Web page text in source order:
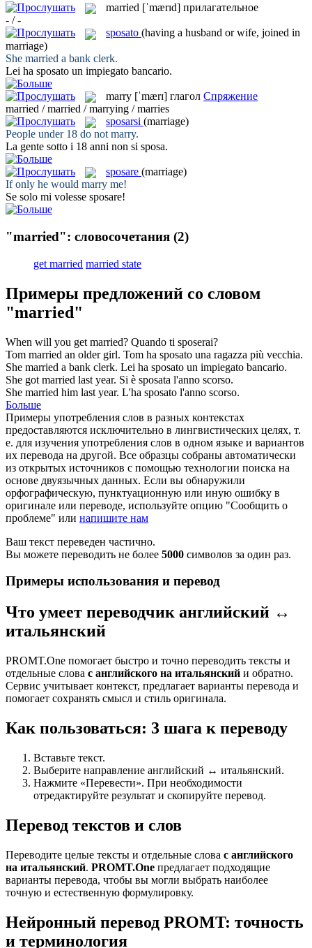
married [ˈmærɪd] прилагательное
- / -
sposato (having a husband or wife, joined in
marriage)
She married a bank clerk.
Lei ha sposato un impiegato bancario.
marry [ˈmærɪ] глагол Спряжение
married / married / marrying / marries
sposarsi (marriage)
People under 18 do not marry.
La gente sotto i 18 anni non si sposa.
sposare (marriage)
If only he would marry me!
Se solo mi volesse sposare!
"married": словосочетания (2)
get married married state
Примеры предложений со словом
"married"
When will you get married? Quando ti sposerai?
Tom married an older girl. Tom ha sposato una ragazza più vecchia.
She married a bank clerk. Lei ha sposato un impiegato bancario.
She got married last year. Si è sposata l'anno scorso.
She married him last year. L'ha sposato l'anno scorso.
Больше
Примеры употребления слов в разных контекстах
предоставляются исключительно в лингвистических целях, т.
е. для изучения употребления слов в одном языке и вариантов
их перевода на другой. Все образцы собраны автоматически
из открытых источников с помощью технологии поиска на
основе двуязычных данных. Если вы обнаружили
орфографическую, пунктуационную или иную ошибку в
оригинале или переводе, используйте опцию "Сообщить о
проблеме" или напишите нам
Ваш текст переведен частично.
Вы можете переводить не более 5000 символов за один раз.
Примеры использования и перевод
Что умеет переводчик английский ↔
итальянский
PROMT.One помогает быстро и точно переводить тексты и
отдельные слова с английского на итальянский и обратно.
Сервис учитывает контекст, предлагает варианты перевода и
помогает сохранять смысл и стиль оригинала.
Как пользоваться: 3 шага к переводу
Вставьте текст.
Выберите направление английский ↔ итальянский.
Нажмите «Перевести». При необходимости
отредактируйте результат и скопируйте перевод.
Перевод текстов и слов
Переводите целые тексты и отдельные слова с английского
на итальянский. PROMT.One предлагает подходящие
варианты перевода, чтобы вы могли выбрать наиболее
точную и естественную формулировку.
Нейронный перевод PROMT: точность
и терминология